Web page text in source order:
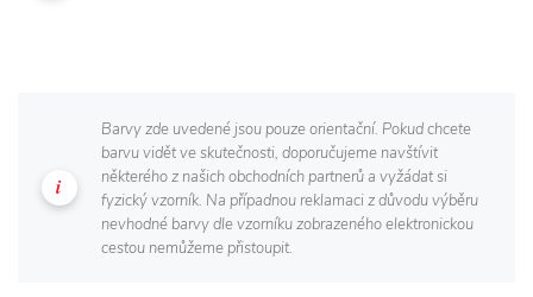
Barvy zde uvedené jsou pouze orientační. Pokud chcete
barvu vidět ve skutečnosti, doporučujeme navštívit
některého z našich obchodních partnerů a vyžádat si
fyzický vzorník. Na případnou reklamaci z důvodu výběru
nevhodné barvy dle vzorníku zobrazeného elektronickou
cestou nemůžeme přistoupit.